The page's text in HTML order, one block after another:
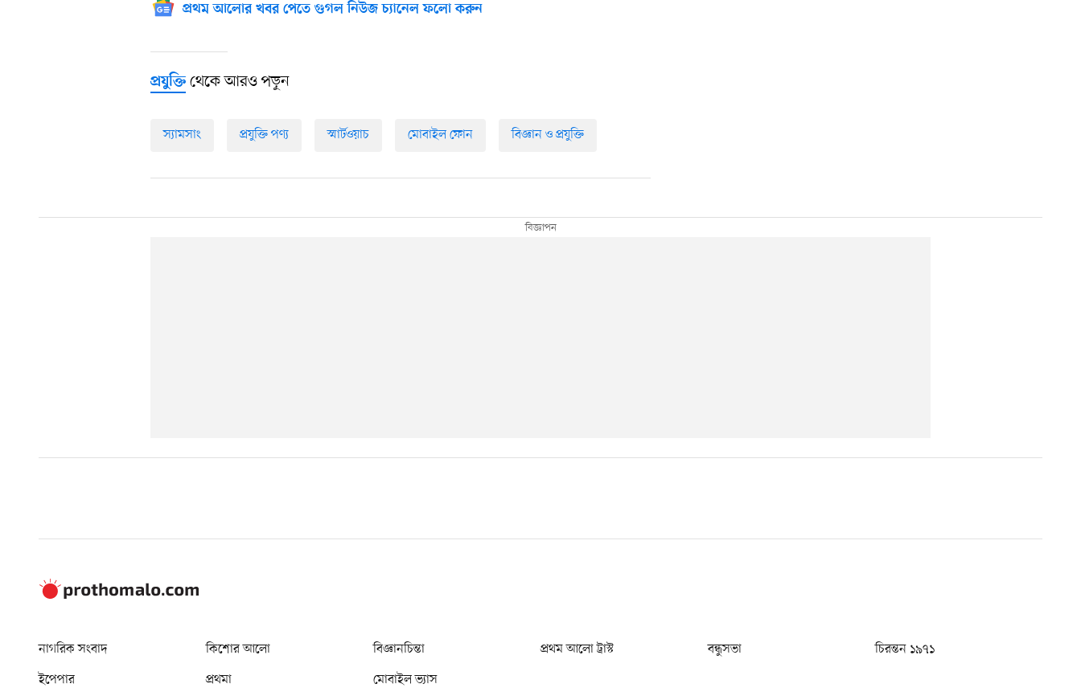
প্রথম আলোর খবর পেতে গুগল নিউজ চ্যানেল ফলো করুন
প্রযুক্তি থেকে আরও পড়ুন
স্যামসাং প্রযুক্তি পণ্য স্মার্টওয়াচ মোবাইল ফোন বিজ্ঞান ও প্রযুক্তি
নাগরিক সংবাদ কিশোর আলো বিজ্ঞানচিন্তা প্রথম আলো ট্রাস্ট বন্ধুসভা
চিরন্তন ১৯৭১
ইপেপার
প্রথমা মোবাইল ভ্যাস